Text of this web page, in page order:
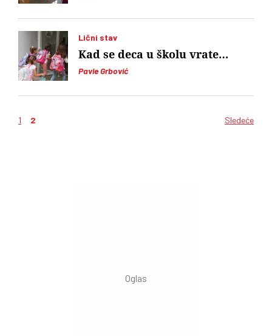
Lični stav
Pavle Grbović
Kad se deca u školu vrate…
1 2 Sledeće